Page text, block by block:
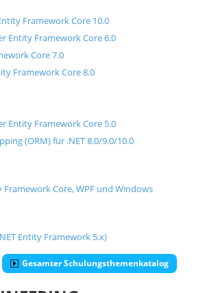
Framework Core 10.0
Entity Framework Core 6.0
Core 7.0
Framework Core 8.0
Entity Framework Core 5.0
(ORM) für .NET 8.0/9.0/10.0
Framework Core, WPF und Windows
Entity Framework 5.x)
Gesamter Schulungsthemenkatalog